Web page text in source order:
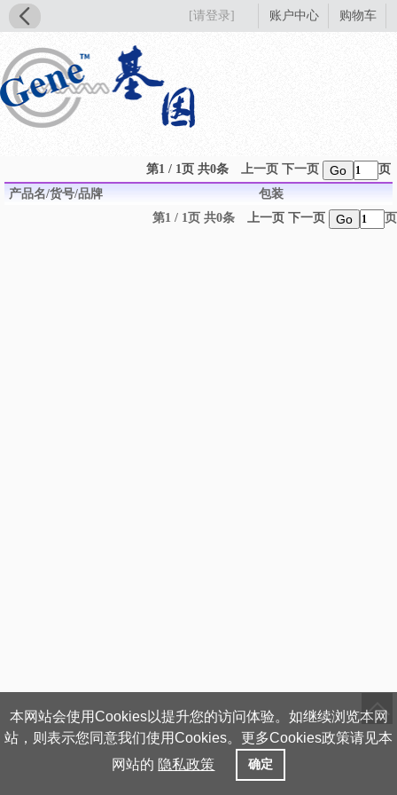
[请登录] 账户中心 购物车
第1 / 1页 共0条 上一页 下一页 Go
页
产品名/货号/品牌
包装
第1 / 1页 共0条
上一页 下一页 Go 页
本网站会使用Cookies以提升您的访问体验。如继续浏览本网
站，则表示您同意我们使用Cookies。更多Cookies政策请见本
网站的 隐私政策 确定